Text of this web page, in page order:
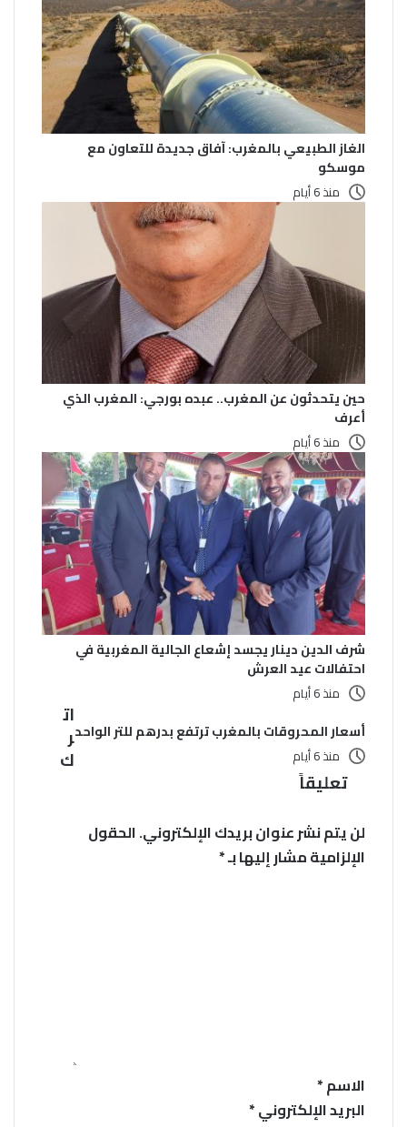
الغاز الطبيعي بالمغرب: آفاق جديدة للتعاون مع
موسكو
منذ 6 أيام
حين يتحدثون عن المغرب.. عبده بورجي: المغرب الذي
أعرف
منذ 6 أيام
شرف الدين دينار يجسد إشعاع الجالية المغربية في
احتفالات عيد العرش
منذ 6 أيام
أسعار المحروقات بالمغرب ترتفع بدرهم للتر الواحد
منذ 6 أيام
ات
ر
ك
تعليقاً
لن يتم نشر عنوان بريدك الإلكتروني.الحقول
الإلزامية مشار إليها بـ*
الاسم*
البريد الإلكتروني*